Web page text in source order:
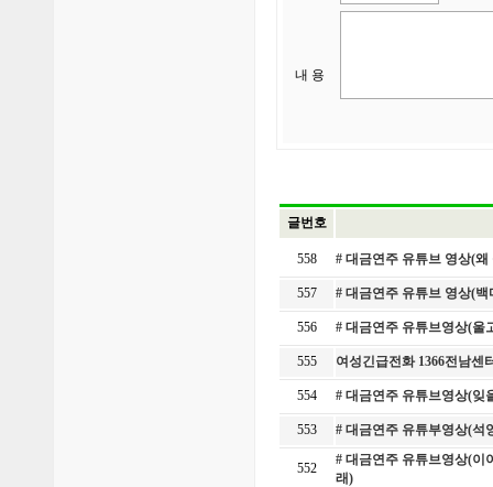
내 용
글번호
558 # 대금연주 유튜브 영상(
557 # 대금연주 유튜브 영상(
556 # 대금연주 유튜브영상(
555 여성긴급전화 1366전남
554 # 대금연주 유튜브영상(
553 # 대금연주 유튜부영상(
552
# 대금연주 유튜브영상(이
래)